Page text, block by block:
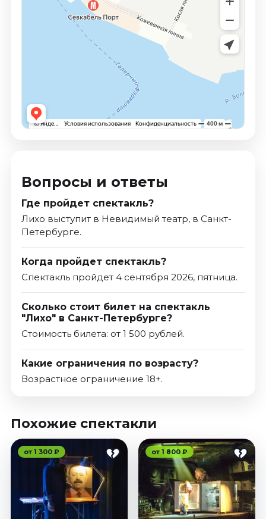
Вопросы и ответы
Где пройдет спектакль?
Лихо выступит в Невидимый театр, в Санкт-
Петербурге.
Когда пройдет спектакль?
Спектакль пройдет 4 сентября 2026, пятница.
Сколько стоит билет на спектакль
"Лихо" в Санкт-Петербурге?
Стоимость билета: от 1 500 рублей.
Какие ограничения по возрасту?
Возрастное ограничение 18+.
Похожие спектакли
от 1 300 ₽ от 1 800 ₽